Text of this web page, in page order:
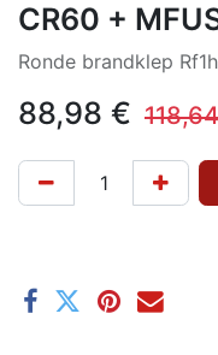
CR60 +
Ronde brandklep
88,98 € 118,64